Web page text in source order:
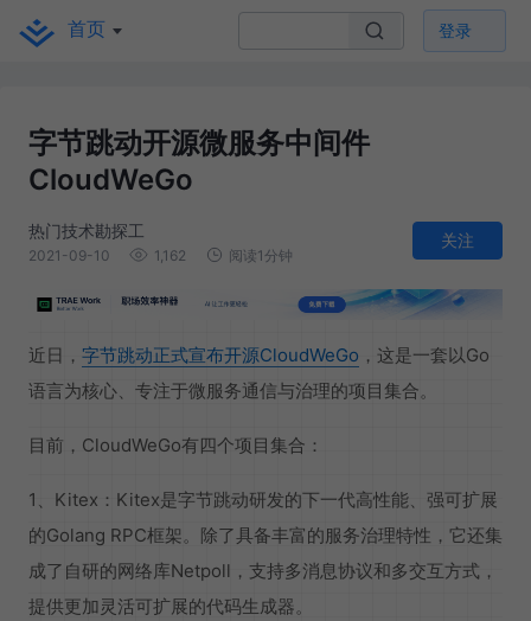
首页 登录
字节跳动开源微服务中间件
CloudWeGo
热门技术勘探工
2021-09-10 1,162 阅读1分钟
关注
近日， 字节跳动正式宣布开源CloudWeGo ，这是一套以Go
语言为核心、专注于微服务通信与治理的项目集合。
目前，CloudWeGo有四个项目集合：
1、Kitex：Kitex是字节跳动研发的下一代高性能、强可扩展
的Golang RPC框架。除了具备丰富的服务治理特性，它还集
成了自研的网络库Netpoll，支持多消息协议和多交互方式，
提供更加灵活可扩展的代码生成器。